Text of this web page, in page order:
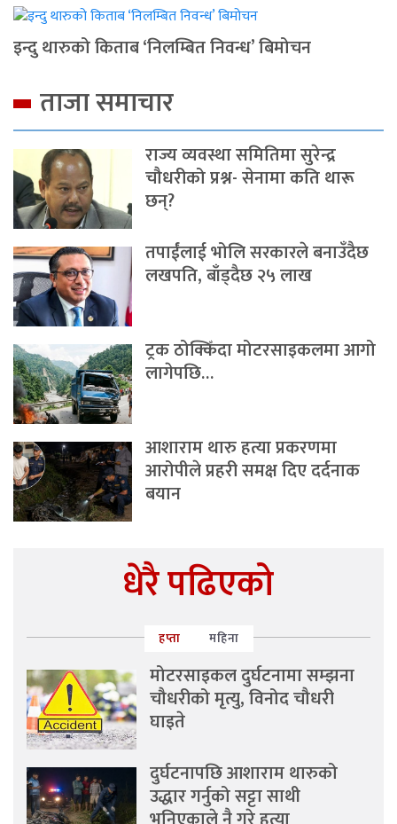
इन्दु थारुको किताब ‘निलम्बित निवन्ध’ बिमोचन
ताजा समाचार
राज्य व्यवस्था समितिमा सुरेन्द्र
चौधरीको प्रश्न- सेनामा कति थारू
छन्?
तपाईंलाई भोलि सरकारले बनाउँदैछ
लखपति, बाँड्दैछ २५ लाख
ट्रक ठोक्किँदा मोटरसाइकलमा आगो
लागेपछि…
आशाराम थारु हत्या प्रकरणमा
आरोपीले प्रहरी समक्ष दिए दर्दनाक
बयान
धेरै पढिएको
हप्ता महिना
मोटरसाइकल दुर्घटनामा सम्झना
चौधरीको मृत्यु, विनोद चौधरी
घाइते
दुर्घटनापछि आशाराम थारुको
उद्धार गर्नुको सट्टा साथी